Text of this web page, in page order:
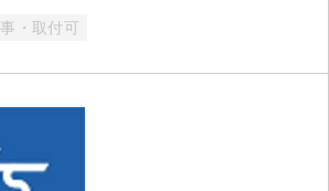
・取付可